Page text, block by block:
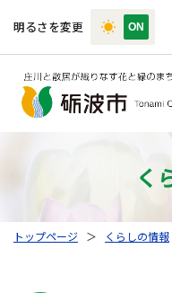
明るさを変更
く
トップページ ＞ くらしの情報